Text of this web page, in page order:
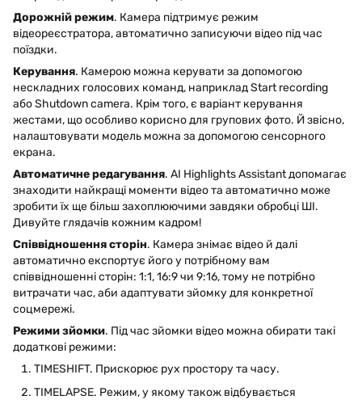
Дорожній режим. Камера підтримує режим
відеореєстратора, автоматично записуючи відео під час
поїздки.
Керування. Камерою можна керувати за допомогою
нескладних голосових команд, наприклад Start recording
або Shutdown camera. Крім того, є варіант керування
жестами, що особливо корисно для групових фото. Й звісно,
налаштовувати модель можна за допомогою сенсорного
екрана.
Автоматичне редагування. AI Highlights Assistant допомагає
знаходити найкращі моменти відео та автоматично може
зробити їх ще більш захоплюючими завдяки обробці ШІ.
Дивуйте глядачів кожним кадром!
Співвідношення сторін. Камера знімає відео й далі
автоматично експортує його у потрібному вам
співвідношенні сторін: 1:1, 16:9 чи 9:16, тому не потрібно
витрачати час, аби адаптувати зйомку для конкретної
соцмережі.
Режими зйомки. Під час зйомки відео можна обирати такі
додаткові режими:
TIMESHIFT. Прискорює рух простору та часу.
TIMELAPSE. Режим, у якому також відбувається